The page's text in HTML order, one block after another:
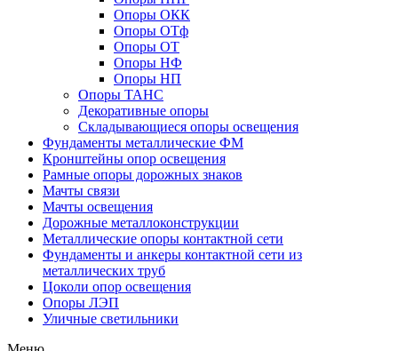
Опоры ОКК
Опоры ОТф
Опоры ОТ
Опоры НФ
Опоры НП
Опоры ТАНС
Декоративные опоры
Складывающиеся опоры освещения
Фундаменты металлические ФМ
Кронштейны опор освещения
Рамные опоры дорожных знаков
Мачты связи
Мачты освещения
Дорожные металлоконструкции
Металлические опоры контактной сети
Фундаменты и анкеры контактной сети из
металлических труб
Цоколи опор освещения
Опоры ЛЭП
Уличные светильники